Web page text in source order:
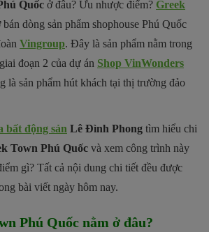
Quốc ở đâu? Ưu nhược điểm? Greek
bán dòng sản phẩm shophouse Phú Quốc
Vingroup. Đây là sản phẩm nằm trong
đoạn 2 của dự án Shop VinWonders
là sản phẩm hút khách tại thị trường đảo
bất động sản Lê Đình Phong tìm hiểu chi
Town Phú Quốc và xem công trình này
gì? Tất cả nội dung chi tiết đều được
bài viết ngày hôm nay.
Phú Quốc nằm ở đâu?